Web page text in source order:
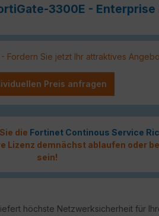
3300E -
Fordern Sie jetzt Ihr attraktives
Preis anfragen
die Fortinet Continous Service
Lizenz demnächst ablaufen oder
sein!
höchste Netzwerksicherheit für